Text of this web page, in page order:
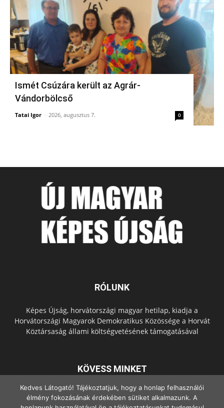
Ismét Csúzára került az Agrár-
Vándorbölcső
Tatai Igor - 2026, augusztus 7. 0
RÓLUNK
Képes Újság, horvátországi magyar hetilap, kiadja a
Horvátországi Magyarok Demokratikus Közössége a Horvát
Köztársaság állami költségvetésének támogatásával
KÖVESS MINKET
Kedves Látogató! Tájékoztatjuk, hogy a honlap felhasználói
élmény fokozásának érdekében sütiket alkalmazunk. A